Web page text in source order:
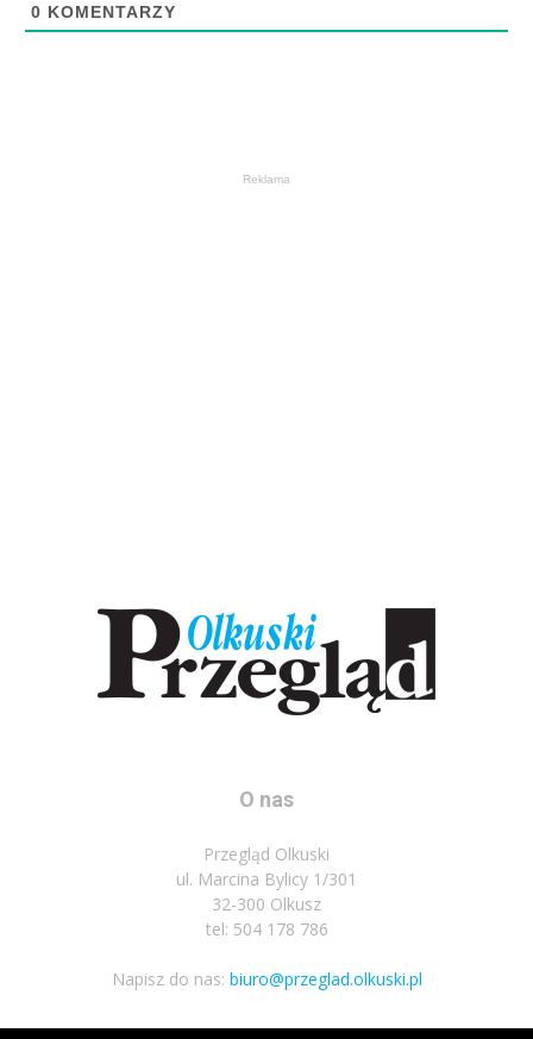
0 KOMENTARZY
Reklama
O nas
Przegląd Olkuski
ul. Marcina Bylicy 1/301
32-300 Olkusz
tel: 504 178 786
Napisz do nas: biuro@przeglad.olkuski.pl